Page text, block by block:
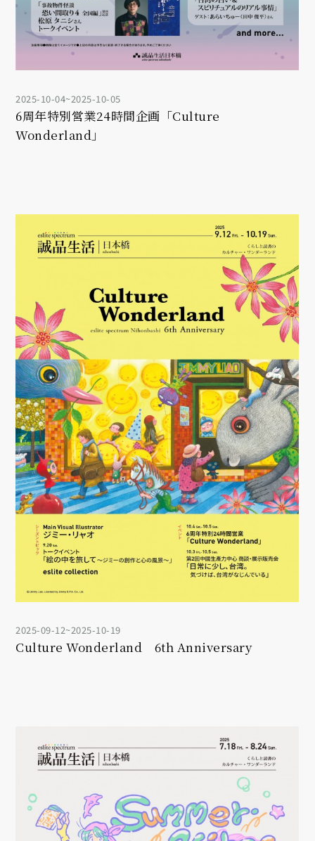
2025-10-04~2025-10-05
6周年特別営業24時間企画「Culture
Wonderland」
2025-09-12~2025-10-19
Culture Wonderland 6th Anniversary